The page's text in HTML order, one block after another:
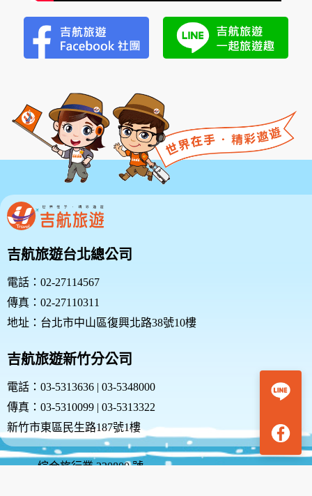
湯
2
吉航旅遊台北總公司
電話：02-27114567
傳真：02-27110311
地址：台北市中山區復興北路38號10樓
吉航旅遊新竹分公司
電話：03-5313636 | 03-5348000
傳真：03-5310099 | 03-5313322
新竹市東區民生路187號1樓
綜合旅行業 220800 號